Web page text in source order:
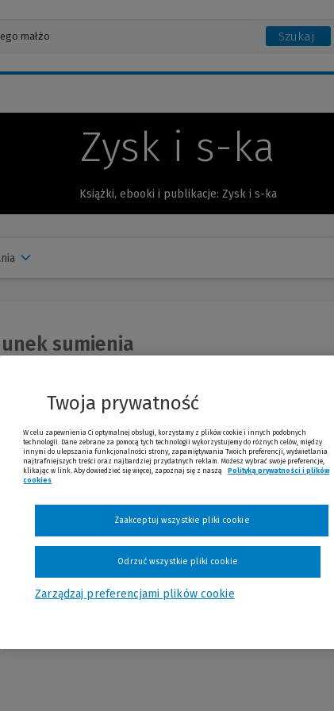
Szukaj
Zysk i s-ka
Książki, ebooki i publikacje: Zysk i s-ka
sumienia
sześć takich czerwców
Twoja prywatność
W celu zapewnienia Ci optymalnej obsługi, korzystamy z plików cookie i innych podobnych
technologii. Dane zebrane za pomocą tych technologii wykorzystujemy do różnych celów, między
innymi do ulepszania funkcjonalności strony, zapamiętywania Twoich preferencji, wyświetlania
najtrafniejszych treści oraz najbardziej przydatnych reklam. Możesz wybrać swoje preferencje,
klikając w link. Aby dowiedzieć się więcej, zapoznaj się z naszą
Polityką prywatności i plików
cookies
Zarządzaj preferencjami plików cookie
Odrzuć wszystkie pliki cookie
Zaakceptuj wszystkie pliki cookie